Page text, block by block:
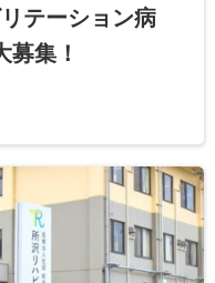
テーション病
集！